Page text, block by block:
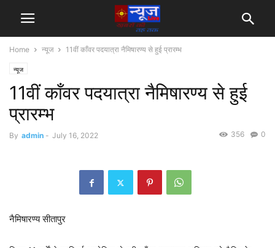
Home न्यूज 11वीं काँवर पदयात्रा नैमिषारण्य से हुई प्रारम्भ
न्यूज
11वीं काँवर पदयात्रा नैमिषारण्य से हुई
प्रारम्भ
By admin - July 16, 2022 0
356
नैमिषारण्य सीतापुर